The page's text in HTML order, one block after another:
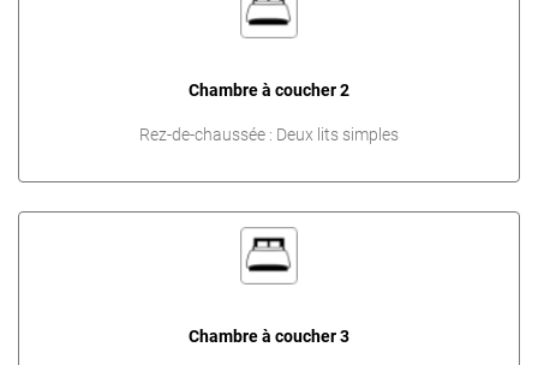
Chambre à coucher 2
Rez-de-chaussée : Deux lits simples
Chambre à coucher 3